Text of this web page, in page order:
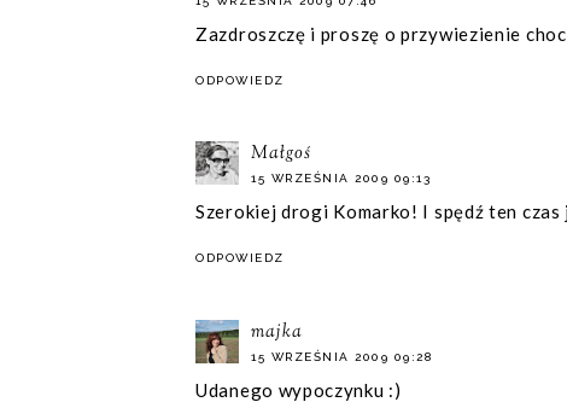
Zazdroszczę i proszę o przywiezienie
ODPOWIEDZ
Małgoś
15 WRZEŚNIA 2009 09:13
Szerokiej drogi Komarko! I spędź ten
ODPOWIEDZ
majka
15 WRZEŚNIA 2009 09:28
Udanego wypoczynku :)